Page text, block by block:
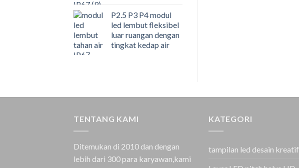
P2.5 P3 P4 modul
led lembut fleksibel
luar ruangan dengan
tingkat kedap air
TENTANG KAMI
Ditemukan di 2010 dan dengan
lebih dari 300 para karyawan,kami
KATEGORI
tampilan led desain kreatif